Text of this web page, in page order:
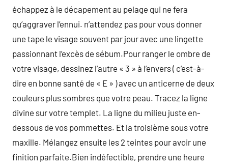
échappez à le décapement au pelage qui ne fera
qu’aggraver l’ennui. n’attendez pas pour vous donner
une tape le visage souvent par jour avec une lingette
passionnant l’excès de sébum.Pour ranger le ombre de
votre visage, dessinez l’autre « 3 » à l’envers ( c’est-à-
dire en bonne santé de « E » ) avec un anticerne de deux
couleurs plus sombres que votre peau. Tracez la ligne
divine sur votre templet. La ligne du milieu juste en-
dessous de vos pommettes. Et la troisième sous votre
maxille. Mélangez ensuite les 2 teintes pour avoir une
finition parfaite.Bien indéfectible, prendre une heure